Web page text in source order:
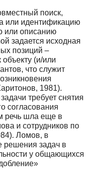
поиск,
или идентификацию
или описанию
задается исходная
позиций –
(и/или
что служит
1981).
требует снятия
согласования
речь шла еще в
и сотрудников по
Ломов, в
решения задач в
у общающихся